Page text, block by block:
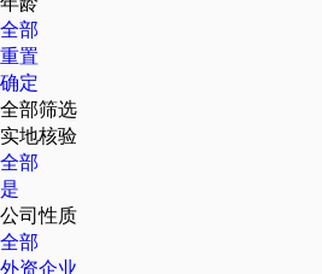
全部
重置
确定
全部筛选
实地核验
全部
是
公司性质
全部
外资企业